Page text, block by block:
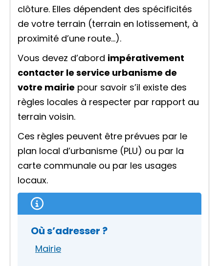
clôture. Elles dépendent des spécificités
de votre terrain (terrain en lotissement, à
proximité d’une route…).
Vous devez d’abord impérativement
contacter le service urbanisme de
votre mairie pour savoir s’il existe des
règles locales à respecter par rapport au
terrain voisin.
Ces règles peuvent être prévues par le
plan local d’urbanisme (PLU) ou par la
carte communale ou par les usages
locaux.
Où s’adresser ?
Mairie